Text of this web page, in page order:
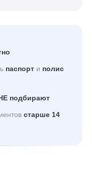
паспорт и полис
подбирают
старше 14